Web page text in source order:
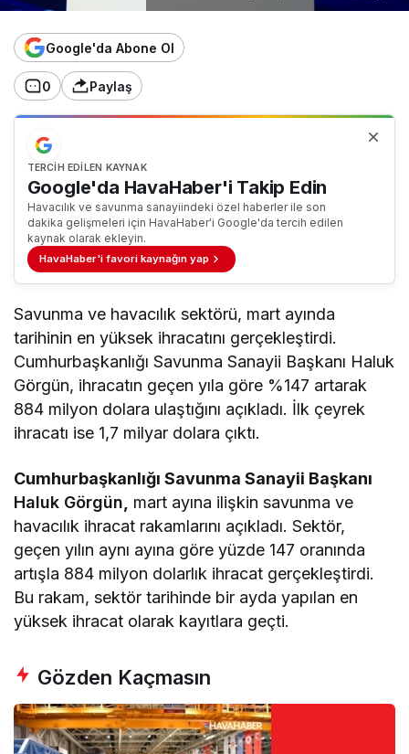
Google'da Abone Ol
0 Paylaş
TERCIH EDILEN KAYNAK
Google'da HavaHaber'i Takip Edin
Havacılık ve savunma sanayiindeki özel haberler ile son
dakika gelişmeleri için HavaHaber'i Google'da tercih edilen
kaynak olarak ekleyin.
HavaHaber'i favori kaynağın yap
Savunma ve havacılık sektörü, mart ayında
tarihinin en yüksek ihracatını gerçekleştirdi.
Cumhurbaşkanlığı Savunma Sanayii Başkanı Haluk
Görgün, ihracatın geçen yıla göre %147 artarak
884 milyon dolara ulaştığını açıkladı. İlk çeyrek
ihracatı ise 1,7 milyar dolara çıktı.
Cumhurbaşkanlığı Savunma Sanayii Başkanı
Haluk Görgün
mart ayına ilişkin savunma ve
havacılık ihracat rakamlarını açıkladı. Sektör,
geçen yılın aynı ayına göre yüzde 147 oranında
artışla 884 milyon dolarlık ihracat gerçekleştirdi.
Bu rakam, sektör tarihinde bir ayda yapılan en
yüksek ihracat olarak kayıtlara geçti.
Gözden Kaçmasın